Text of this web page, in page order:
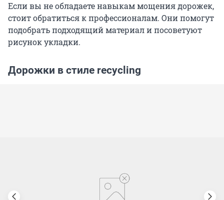
Если вы не обладаете навыкам мощения дорожек,
стоит обратиться к профессионалам. Они помогут
подобрать подходящий материал и посоветуют
рисунок укладки.
Дорожки в стиле recycling